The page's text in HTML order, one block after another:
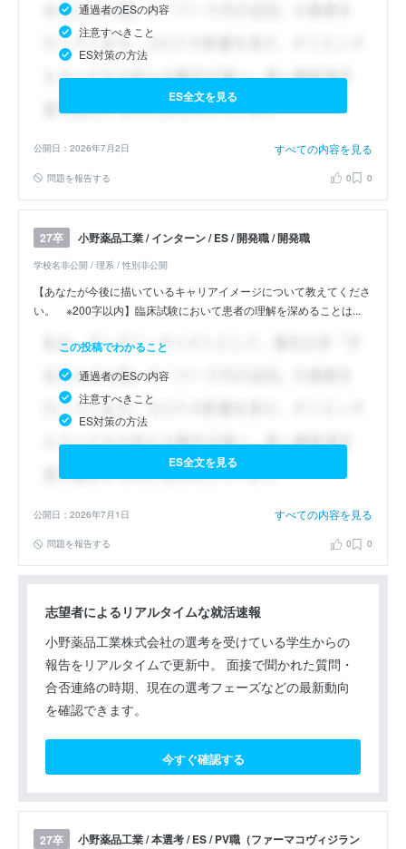
通過者のESの内容
注意すべきこと
ES対策の方法
ES全文を見る
公開日：2026年7月2日 すべての内容を見る
問題を報告する 0 0
27卒 小野薬品工業 / インターン / ES / 開発職 / 開発職
学校名非公開 / 理系 / 性別非公開
【あなたが今後に描いているキャリアイメージについて教えてくださ
い。 ※200字以内】臨床試験において患者の理解を深めることは...
この投稿でわかること
通過者のESの内容
注意すべきこと
ES対策の方法
ES全文を見る
公開日：2026年7月1日 すべての内容を見る
問題を報告する 0 0
志望者によるリアルタイムな就活速報
小野薬品工業株式会社の選考を受けている学生からの
報告をリアルタイムで更新中。 面接で聞かれた質問・
合否連絡の時期、現在の選考フェーズなどの最新動向
を確認できます。
今すぐ確認する
27卒 小野薬品工業 / 本選考 / ES / PV職（ファーマコヴィジラン